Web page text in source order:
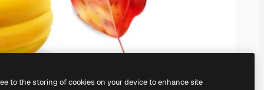
to the storing of cookies on your device to enhance site